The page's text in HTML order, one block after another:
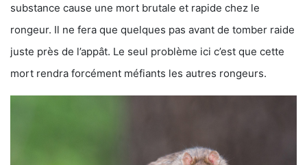
substance cause une mort brutale et rapide chez le
rongeur. Il ne fera que quelques pas avant de tomber raide
juste près de l’appât. Le seul problème ici c’est que cette
mort rendra forcément méfiants les autres rongeurs.